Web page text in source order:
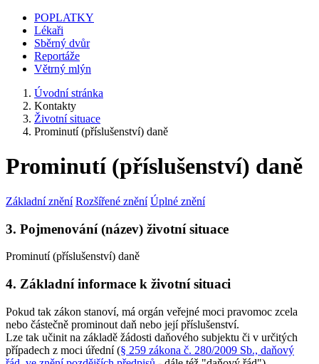
POPLATKY
Lékaři
Sběrný dvůr
Reportáže
Větrný mlýn
Úvodní stránka
Kontakty
Životní situace
Prominutí (příslušenství) daně
Prominutí (příslušenství) daně
Základní znění Rozšířené znění Úplné znění
3. Pojmenování (název) životní situace
Prominutí (příslušenství) daně
4. Základní informace k životní situaci
Pokud tak zákon stanoví, má orgán veřejné moci pravomoc zcela
nebo částečně prominout daň nebo její příslušenství.
Lze tak učinit na základě žádosti daňového subjektu či v určitých
případech z moci úřední (§ 259 zákona č. 280/2009 Sb., daňový